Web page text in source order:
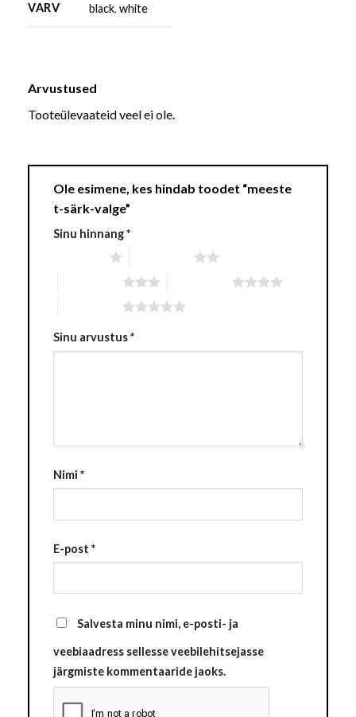
VARV black,white
Arvustused
Tooteülevaateid veel ei ole.
Ole esimene, kes hindab toodet “meeste
t-särk-valge”
Sinu hinnang*
Sinu arvustus*
Nimi *
E-post *
Salvesta minu nimi, e-posti- ja
veebiaadress sellesse veebilehitsejasse
järgmiste kommentaaride jaoks.